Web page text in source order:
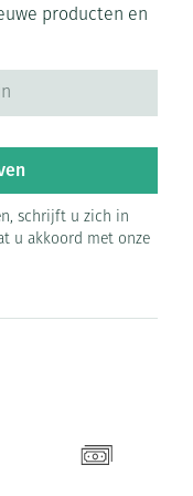
producten en
schrijft u zich in
u akkoord met onze